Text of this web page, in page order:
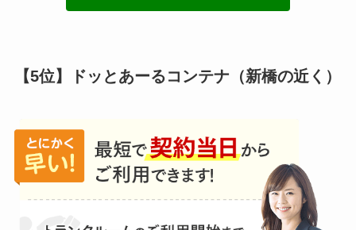
【5位】ドッとあーるコンテナ（新橋の近く）